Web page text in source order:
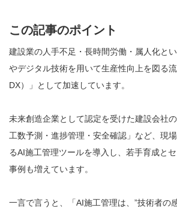
この記事のポイント
建設業の人手不足・長時間労働・属人化と
やデジタル技術を用いて生産性向上を図る
DX）」として加速しています。
未来創造企業として認定を受けた建設会社
工数予測・進捗管理・安全確認」など、現
るAI施工管理ツールを導入し、若手育成と
事例も増えています。
一言で言うと、「AI施工管理は、”技術者の